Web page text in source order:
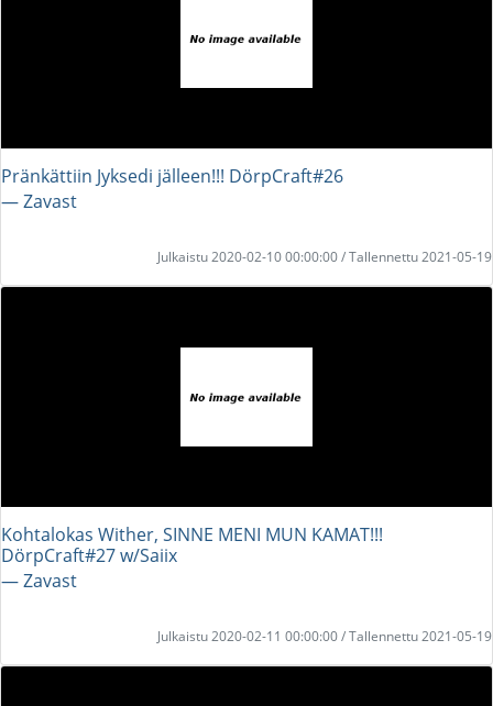
Pränkättiin Jyksedi jälleen!!! DörpCraft#26
― Zavast
Julkaistu 2020-02-10 00:00:00 / Tallennettu 2021-05-19
Kohtalokas Wither, SINNE MENI MUN KAMAT!!!
DörpCraft#27 w/Saiix
― Zavast
Julkaistu 2020-02-11 00:00:00 / Tallennettu 2021-05-19